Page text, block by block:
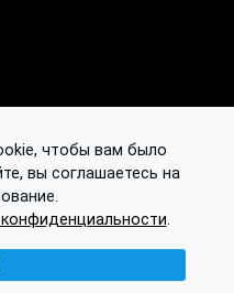
чтобы вам было
вы соглашаетесь на
.